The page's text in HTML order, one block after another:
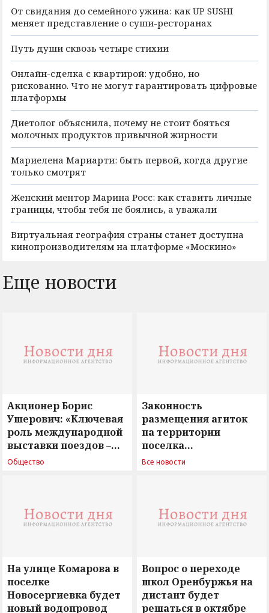
От свидания до семейного ужина: как UP SUSHI
меняет представление о суши-ресторанах
Путь души сквозь четыре стихии
Онлайн-сделка с квартирой: удобно, но
рискованно. Что не могут гарантировать цифровые
платформы
Диетолог объяснила, почему не стоит бояться
молочных продуктов привычной жирности
Мариелена Мариарти: быть первой, когда другие
только смотрят
Женский ментор Марина Росс: как ставить личные
границы, чтобы тебя не боялись, а уважали
Виртуальная география страны станет доступна
кинопроизводителям на платформе «Москино»
Еще новости
Акционер Борис
Ушерович: «Ключевая
роль международной
выставки поездов –
поиск ответов на
Общество
Законность
размещения агиток
на территории
поселка
Новосергиевка
Все новости
На улице Комарова в
поселке
Новосергиевка будет
новый водопровод
Вопрос о переходе
школ Оренбуржья на
дистант будет
решаться в октябре